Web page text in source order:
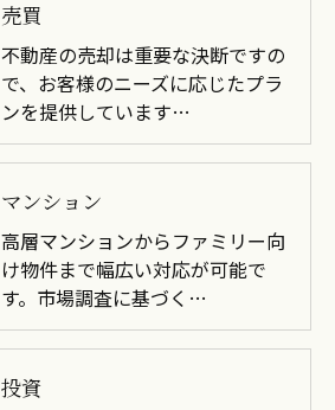
売買
不動産の売却は重要な決断ですの
で、お客様のニーズに応じたプラ
ンを提供しています…
マンション
高層マンションからファミリー向
け物件まで幅広い対応が可能で
す。市場調査に基づく…
投資